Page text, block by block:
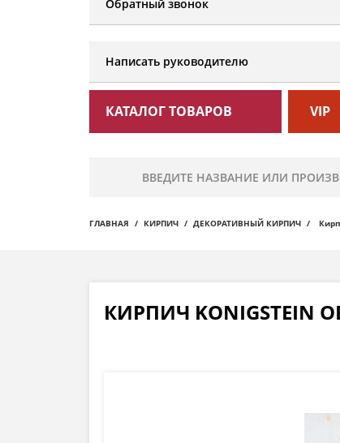
Обратный звонок
Написать руководителю
КАТАЛОГ ТОВАРОВ VIP
ГЛАВНАЯ КИРПИЧ ДЕКОРАТИВНЫЙ КИРПИЧ
КИРПИЧ